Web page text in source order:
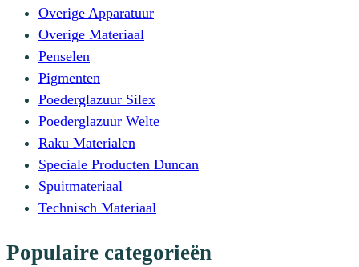
Overige Apparatuur
Overige Materiaal
Penselen
Pigmenten
Poederglazuur Silex
Poederglazuur Welte
Raku Materialen
Speciale Producten Duncan
Spuitmateriaal
Technisch Materiaal
Populaire categorieën